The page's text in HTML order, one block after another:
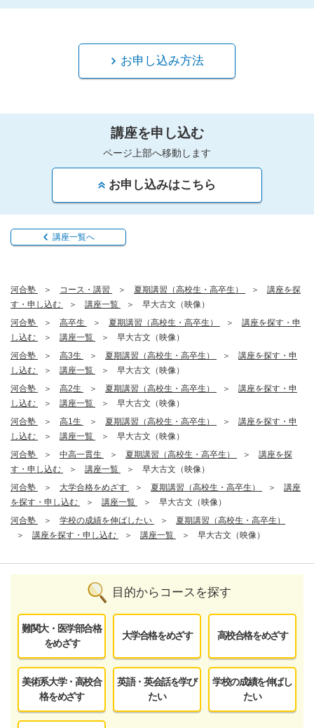
お申し込み方法
講座を申し込む
ページ上部へ移動します
お申し込みはこちら
講座一覧へ
河合塾 コース・講習 夏期講習（高校生・高卒生）
講座を探
す・申し込む
講座一覧
早大古文（映像）
河合塾
高卒生 夏期講習（高校生・高卒生）
講座を探す・申
し込む
講座一覧
早大古文（映像）
河合塾
高3生 夏期講習（高校生・高卒生）
講座を探す・申
し込む
講座一覧
早大古文（映像）
河合塾
高2生 夏期講習（高校生・高卒生）
講座を探す・申
し込む
講座一覧
早大古文（映像）
河合塾
高1生 夏期講習（高校生・高卒生）
講座を探す・申
し込む
講座一覧
早大古文（映像）
河合塾
中高一貫生 夏期講習（高校生・高卒生）
講座を探
す・申し込む
講座一覧
早大古文（映像）
河合塾
大学合格をめざす 夏期講習（高校生・高卒生）
講座
を探す・申し込む
講座一覧
早大古文（映像）
河合塾
学校の成績を伸ばしたい
夏期講習（高校生・高卒生）
講座を探す・申し込む
講座一覧 早大古文（映像）
目的からコースを探す
難関大・医学部合格
をめざす
大学合格をめざす 高校合格をめざす
美術系大学・高校合
格をめざす
英語・英会話を学び
たい
学校の成績を伸ばし
たい